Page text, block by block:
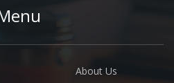
About Us